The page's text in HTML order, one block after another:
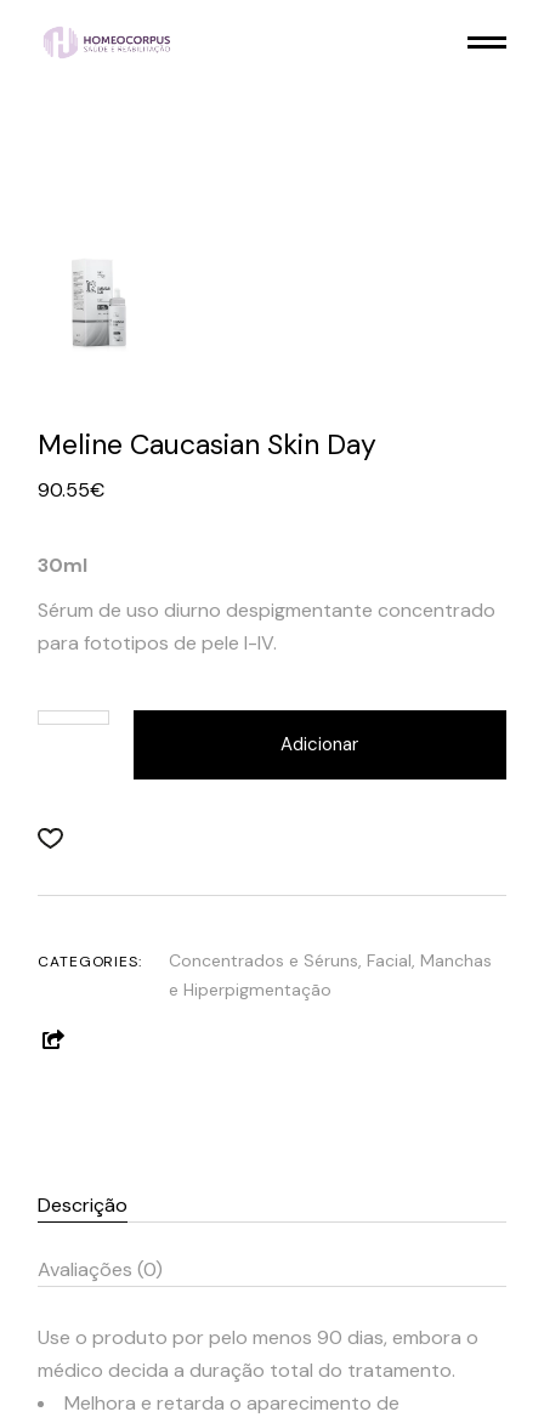
content
Meline Caucasian Skin Day
90.55€
30ml
Sérum de uso diurno despigmentante concentrado
para fototipos de pele I-IV.
Adicionar
CATEGORIES: Concentrados e Séruns, Facial, Manchas
e Hiperpigmentação
Descrição
Avaliações (0)
Use o produto por pelo menos 90 dias, embora o
médico decida a duração total do tratamento.
Melhora e retarda o aparecimento de